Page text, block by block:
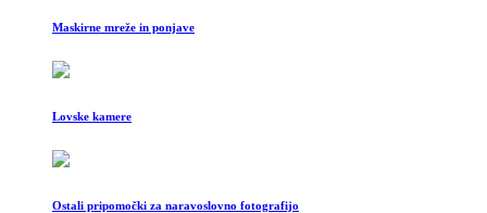
Maskirne mreže in ponjave
Lovske kamere
Ostali pripomočki za naravoslovno fotografijo